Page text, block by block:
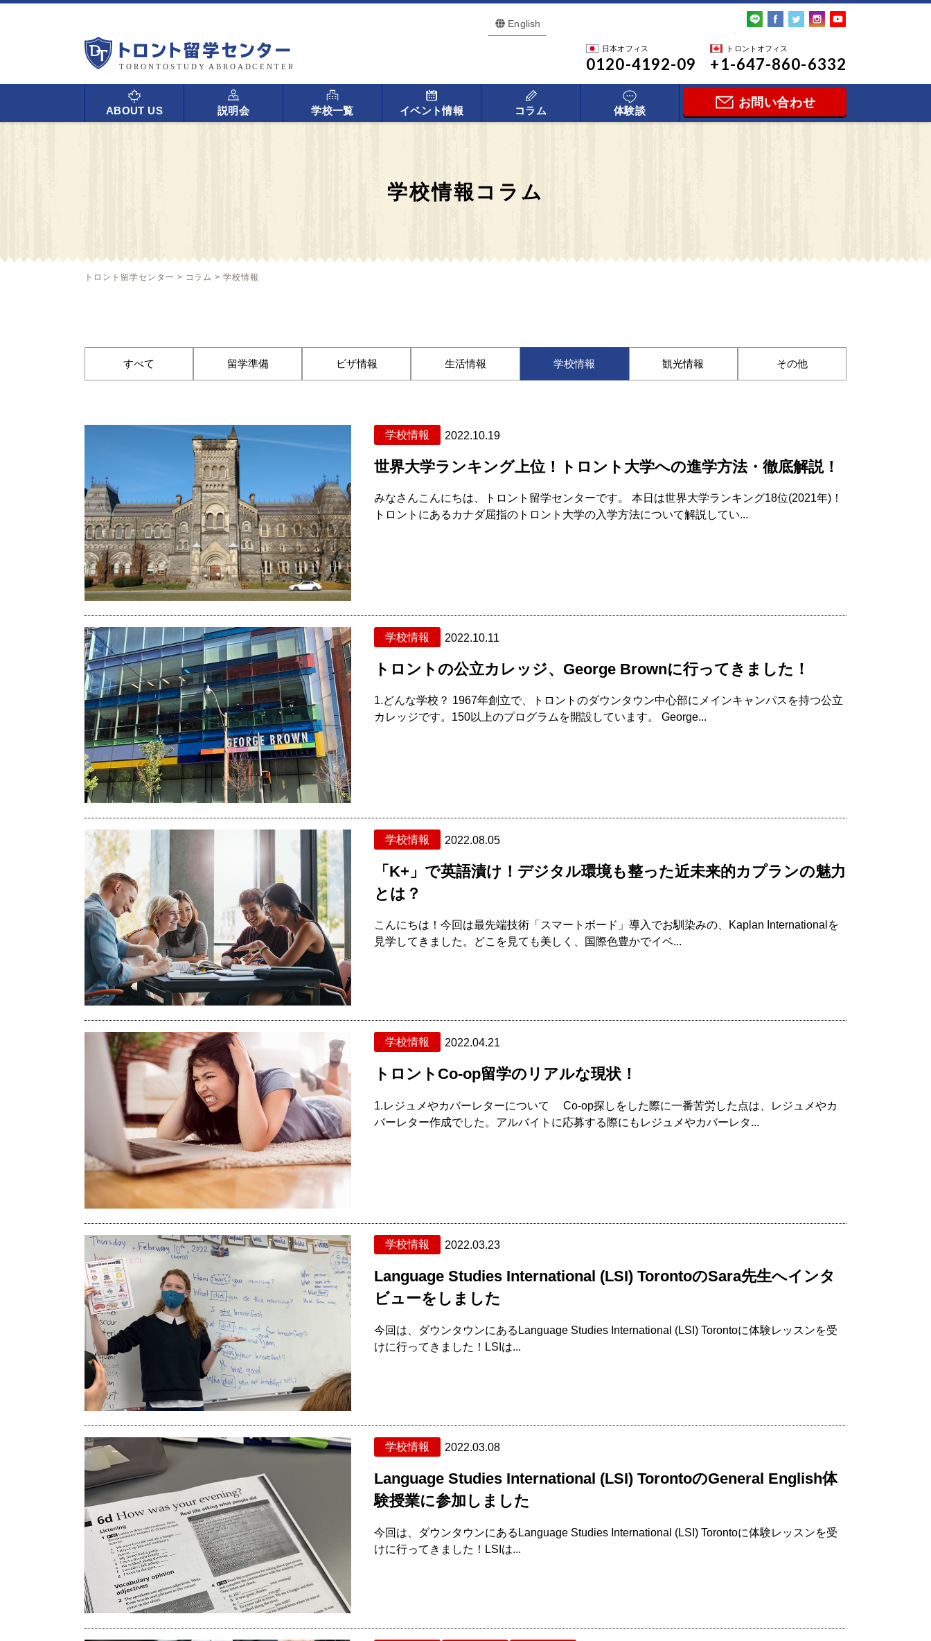
English
日本オフィス
0120-4192-09
トロントオフィス
+1-647-860-6332
ABOUT US 説明会 学校一覧 イベント情報 コラム 体験談
お問い合わせ
学校情報コラム
トロント留学センター > コラム >学校情報
すべて 留学準備 ビザ情報 生活情報 学校情報 観光情報 その他
学校情報 2022.10.19
世界大学ランキング上位！トロント大学への進学方法・徹底解説！
みなさんこんにちは、トロント留学センターです。 本日は世界大学ランキング18位(2021年)！
トロントにあるカナダ屈指のトロント大学の入学方法について解説してい...
学校情報 2022.10.11
トロントの公立カレッジ、George Brownに行ってきました！
1.どんな学校？ 1967年創立で、トロントのダウンタウン中心部にメインキャンパスを持つ公立
カレッジです。150以上のプログラムを開設しています。 George...
学校情報 2022.08.05
「K+」で英語漬け！デジタル環境も整った近未来的カプランの魅力
とは？
こんにちは！今回は最先端技術「スマートボード」導入でお馴染みの、Kaplan Internationalを
見学してきました。どこを見ても美しく、国際色豊かでイベ...
学校情報 2022.04.21
トロントCo-op留学のリアルな現状！
1.レジュメやカバーレターについて Co-op探しをした際に一番苦労した点は、レジュメやカ
バーレター作成でした。アルバイトに応募する際にもレジュメやカバーレタ...
学校情報 2022.03.23
Language Studies International (LSI) TorontoのSara先生へインタ
ビューをしました
今回は、ダウンタウンにあるLanguage Studies International (LSI) Torontoに体験レッスンを受
けに行ってきました！LSIは...
学校情報 2022.03.08
Language Studies International (LSI) TorontoのGeneral English体
験授業に参加しました
今回は、ダウンタウンにあるLanguage Studies International (LSI) Torontoに体験レッスンを受
けに行ってきました！LSIは...